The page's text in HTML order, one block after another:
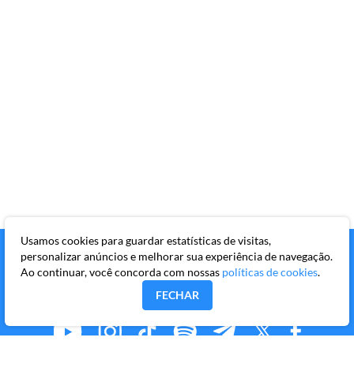
Usamos cookies para guardar estatísticas de visitas,
personalizar anúncios e melhorar sua experiência de navegação.
Ao continuar, você concorda com nossas políticas de cookies.
FECHAR